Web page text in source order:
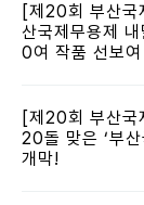
[제20회 부산국
산국제무용제
0여 작품 선보여
[제20회 부산국
20돌 맞은 ‘부
개막!